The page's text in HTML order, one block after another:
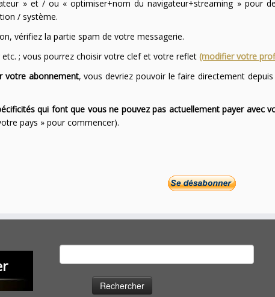
» et / ou « optimiser+nom du navigateur+streaming » pour
/ système.
vérifiez la partie spam de votre messagerie.
; vous pourrez choisir votre clef et votre reflet (modifier votre
votre abonnement, vous devriez pouvoir le faire directement
qui font que vous ne pouvez pas actuellement payer avec
pays » pour commencer).